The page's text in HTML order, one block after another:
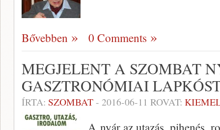
Bővebben 0 Comments
MEGJELENT A SZOMBAT
GASZTRONÓMIAI
ÍRTA: SZOMBAT- 2016-06-11 ROVAT: